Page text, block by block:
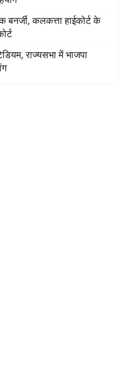
कलकत्ता हाईकोर्ट के
राज्यसभा में भाजपा